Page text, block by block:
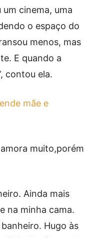
cinema, uma
o espaço do
menos, mas
E quando a
contou ela.
mãe e
muito,porém
Ainda mais
na minha cama.
Hugo às